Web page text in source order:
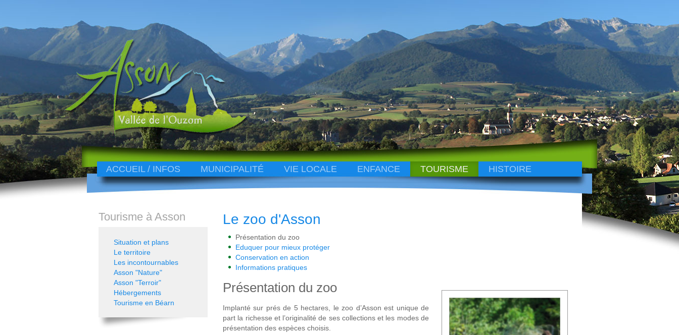
ACCUEIL / INFOS MUNICIPALITÉ VIE LOCALE ENFANCE TOURISME HISTOIRE
Le zoo d'Asson
Présentation du zoo
Eduquer pour mieux protéger
Conservation en action
Informations pratiques
Présentation du zoo
Implanté sur prés de 5 hectares, le zoo d’Asson est unique de
part la richesse et l’originalité de ses collections et les modes de
présentation des espèces choisis.
Tourisme à Asson
Situation et plans
Le territoire
Les incontournables
Asson "Nature"
Asson "Terroir"
Hébergements
Tourisme en Béarn